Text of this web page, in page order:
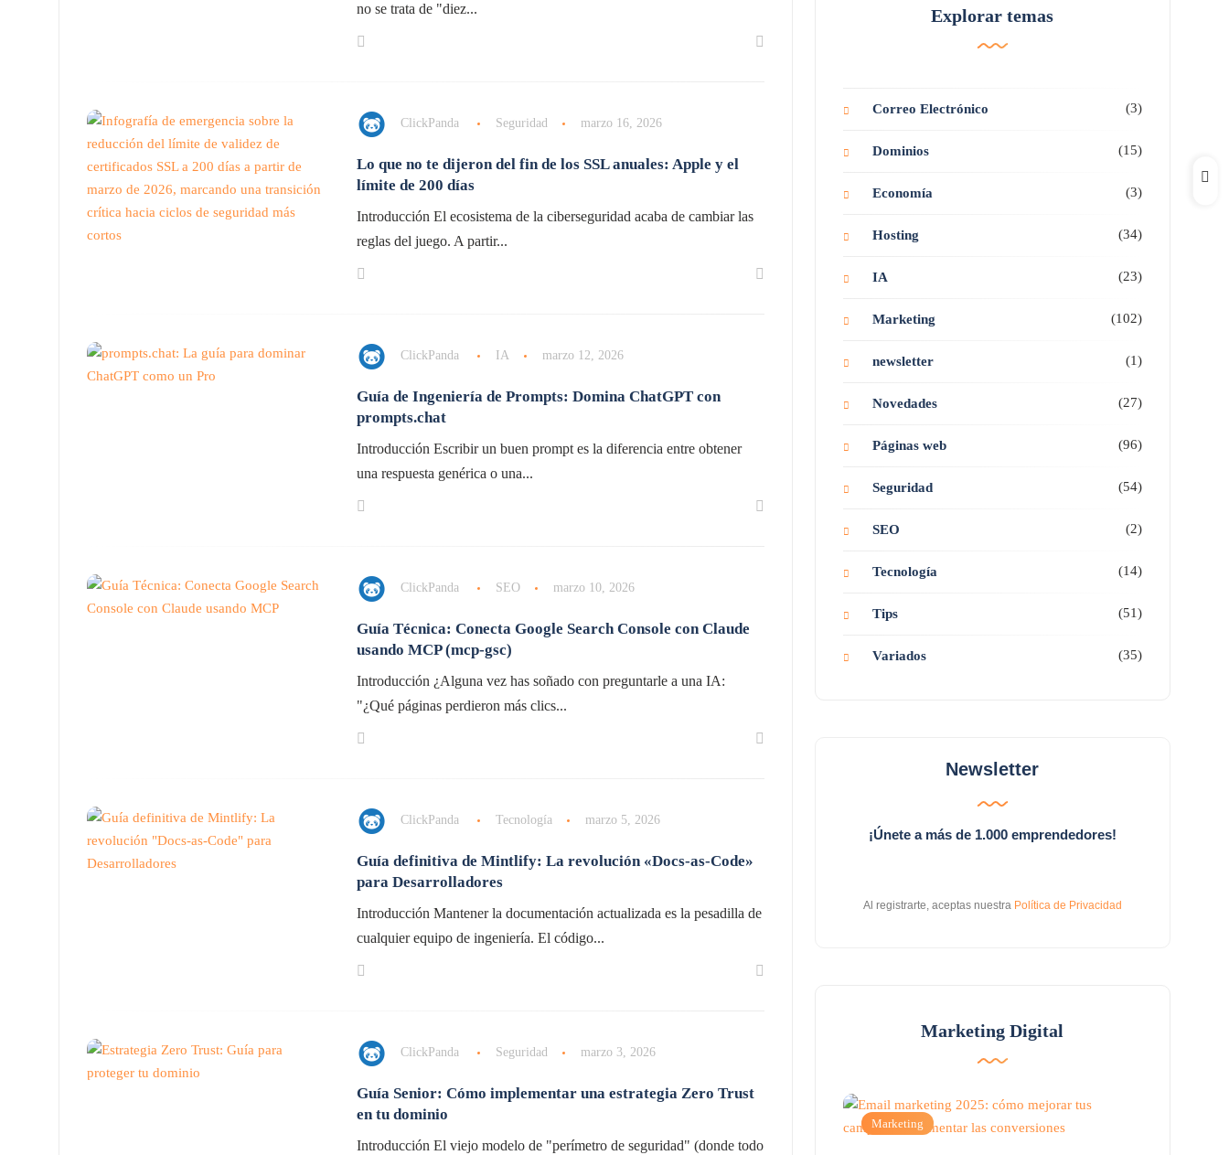
no se trata de "diez...
ClickPanda Seguridad marzo 16, 2026
Lo que no te dijeron del fin de los SSL anuales: Apple y el
límite de 200 días
Introducción El ecosistema de la ciberseguridad acaba de cambiar las
reglas del juego. A partir...
ClickPanda IA marzo 12, 2026
Guía de Ingeniería de Prompts: Domina ChatGPT con
prompts.chat
Introducción Escribir un buen prompt es la diferencia entre obtener
una respuesta genérica o una...
ClickPanda SEO marzo 10, 2026
Guía Técnica: Conecta Google Search Console con Claude
usando MCP (mcp-gsc)
Introducción ¿Alguna vez has soñado con preguntarle a una IA:
"¿Qué páginas perdieron más clics...
ClickPanda Tecnología marzo 5, 2026
Guía definitiva de Mintlify: La revolución «Docs-as-Code»
para Desarrolladores
Introducción Mantener la documentación actualizada es la pesadilla de
cualquier equipo de ingeniería. El código...
ClickPanda Seguridad marzo 3, 2026
Guía Senior: Cómo implementar una estrategia Zero Trust
en tu dominio
Introducción El viejo modelo de "perímetro de seguridad" (donde todo
Explorar temas
Correo Electrónico (3)
Dominios (15)
Economía (3)
Hosting (34)
IA (23)
Marketing (102)
newsletter (1)
Novedades (27)
Páginas web (96)
Seguridad (54)
SEO (2)
Tecnología (14)
Tips (51)
Variados (35)
Newsletter
¡Únete a más de 1.000 emprendedores!
Al registrarte, aceptas nuestra Política de Privacidad
Marketing Digital
Marketing